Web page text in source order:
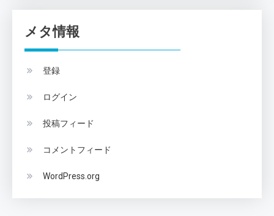
メタ情報
登録
ログイン
投稿フィード
コメントフィード
WordPress.org